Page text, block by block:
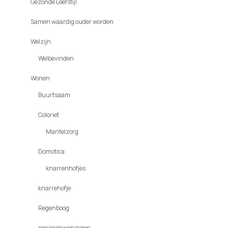
Samen waardig ouder worden
Welzijn
Welbevinden
Wonen
Buurtsaam
Coloriet
Mantelzorg
Domotica
knarrenhofjes
knarrehofje
Regenboog